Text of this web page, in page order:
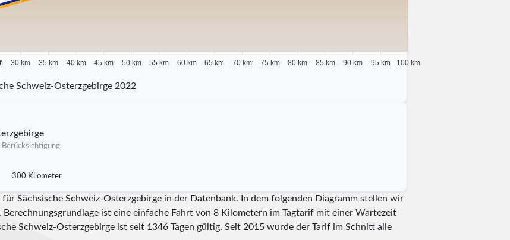
30 km 35 km 40 km 45 km 50 km 55 km 60 km 65 km 70 km 75 km 80 km 85 km 90 km 95 km 100 km
Schweiz-Osterzgebirge 2022
300 Kilometer
Sächsische Schweiz-Osterzgebirge in der Datenbank. In dem folgenden Diagramm stellen wir
ist eine einfache Fahrt von 8 Kilometern im Tagtarif mit einer Wartezeit
Schweiz-Osterzgebirge ist seit 1346Tagen gültig. Seit 2015wurde der Tarif im Schnitt alle